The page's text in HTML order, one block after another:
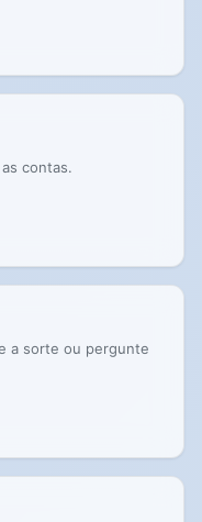
contas.
a sorte ou pergunte